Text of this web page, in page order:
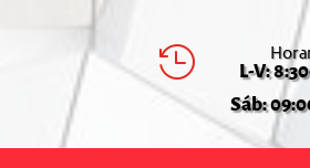

L-V:
Sáb: